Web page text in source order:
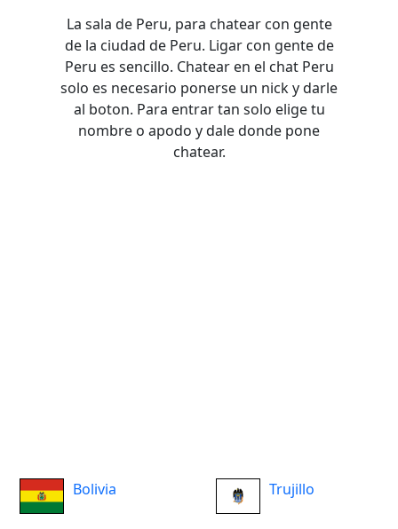
La sala de Peru, para chatear con gente
de la ciudad de Peru. Ligar con gente de
Peru es sencillo. Chatear en el chat Peru
solo es necesario ponerse un nick y darle
al boton. Para entrar tan solo elige tu
nombre o apodo y dale donde pone
chatear.
Bolivia Trujillo